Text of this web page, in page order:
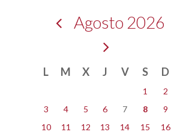
Agosto 2026
L M X J V S D
1
2
3
4 5 6 7 8
9
10
11 12 13 14 15
16